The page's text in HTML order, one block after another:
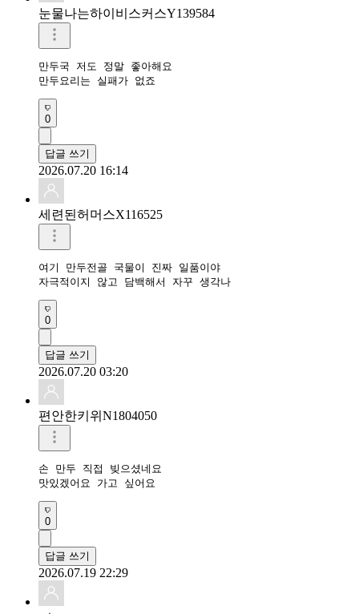
눈물나는하이비스커스Y139584
만두국 저도 정말 좋아해요
만두요리는 실패가 없죠
0
답글 쓰기
2026.07.20 16:14
세련된허머스X116525
여기 만두전골 국물이 진짜 일품이야
자극적이지 않고 담백해서 자꾸 생각나
0
답글 쓰기
2026.07.20 03:20
편안한키위N1804050
손 만두 직접 빚으셨네요
맛있겠어요 가고 싶어요
0
답글 쓰기
2026.07.19 22:29